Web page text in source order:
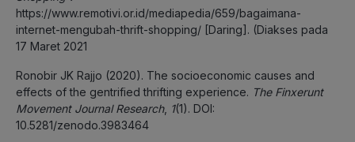
https://www.remotivi.or.id/mediapedia/659/bagaimana-
internet-mengubah-thrift-shopping/ [Daring]. (Diakses pada
17 Maret 2021
Ronobir JK Rajjo (2020). The socioeconomic causes and
effects of the gentrified thrifting experience. The Finxerunt
Movement Journal Research, 1(1). DOI:
10.5281/zenodo.3983464